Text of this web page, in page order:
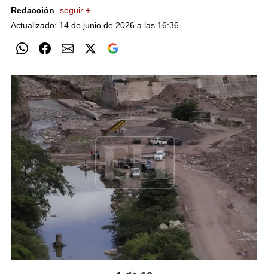
Redacción
seguir +
Actualizado: 14 de junio de 2026 a las 16:36